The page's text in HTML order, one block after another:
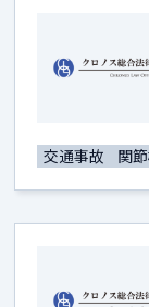
交通事故 関